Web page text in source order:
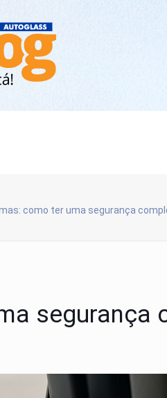
como ter uma segurança
segurança